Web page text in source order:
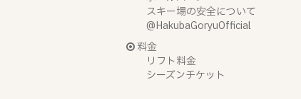
スキー場の安全について
@HakubaGoryuOfficial
料金
リフト料金
シーズンチケット